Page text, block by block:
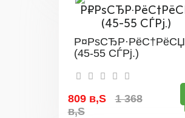
Р¤РѕСЂР·РёС†РёСЏ
(45-55 СЃРј.)
809 в‚Ѕ
1 368
в‚Ѕ